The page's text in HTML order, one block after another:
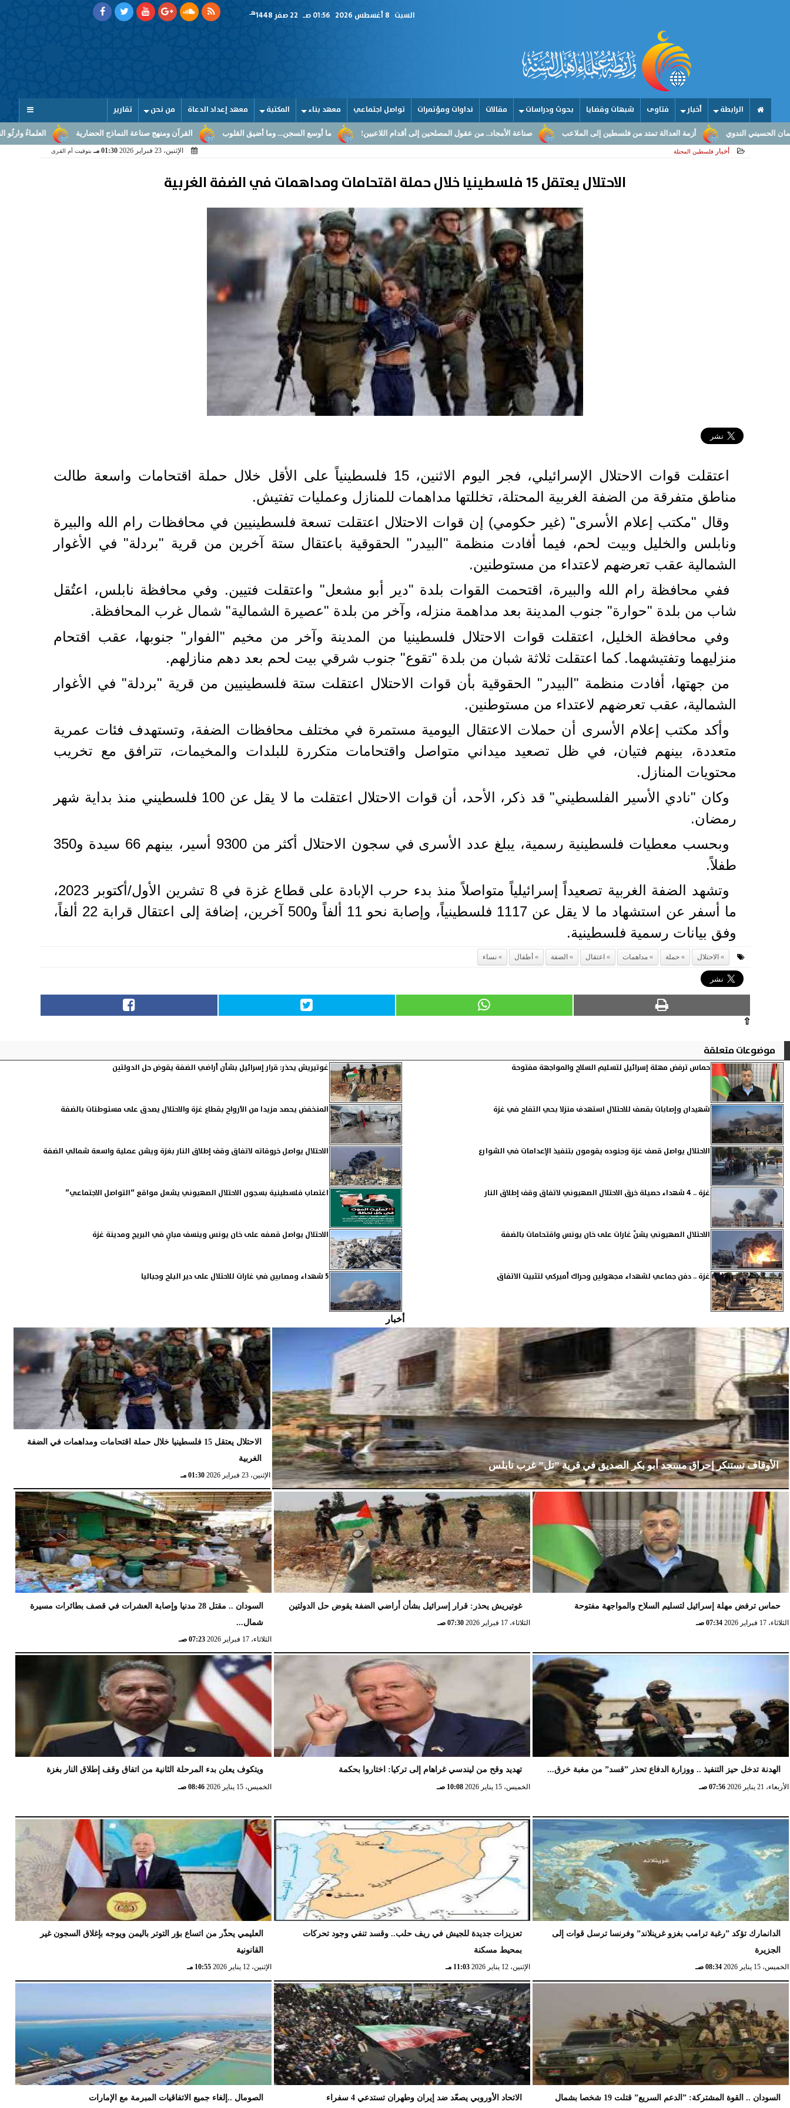
السبت 01:56 صـ هـ
الرابطة أخبار فتاوى شبهات وقضايا بحوث ودراسات مقالات نداوات ومؤتمرات تواصل اجتماعي معهد بناء المكتبة معهد إعداد الدعاة من نحن تقارير
العلماءُ وارثُو النبوّة: من بلاغ الرسالة القرآن ومنهج صناعة النماذج الحضارية ما أوسع السجن... وما أضيق القلوب صناعة الأمجاد.. من عقول المصلحين إلى أقدام اللاعبين! أزمة العدالة تمتد من فلسطين إلى الملاعب
أخبار فلسطين المحتلة الإثنين، 23 فبراير 2026 01:30 مـ بتوقيت أم القرى
الاحتلال يعتقل 15 فلسطينيا خلال حملة اقتحامات ومداهمات في الضفة الغربية
اعتقلت قوات الاحتلال الإسرائيلي، فجر اليوم الاثنين، 15 فلسطينياً على الأقل خلال حملة اقتحامات واسعة طالت
مناطق متفرقة من الضفة الغربية المحتلة، تخللتها مداهمات للمنازل وعمليات تفتيش.
وقال "مكتب إعلام الأسرى" (غير حكومي) إن قوات الاحتلال اعتقلت تسعة فلسطينيين في محافظات رام الله والبيرة
ونابلس والخليل وبيت لحم، فيما أفادت منظمة "البيدر" الحقوقية باعتقال ستة آخرين من قرية "بردلة" في الأغوار
الشمالية عقب تعرضهم لاعتداء من مستوطنين.
ففي محافظة رام الله والبيرة، اقتحمت القوات بلدة "دير أبو مشعل" واعتقلت فتيين. وفي محافظة نابلس، اعتُقل
شاب من بلدة "حوارة" جنوب المدينة بعد مداهمة منزله، وآخر من بلدة "عصيرة الشمالية" شمال غرب المحافظة.
وفي محافظة الخليل، اعتقلت قوات الاحتلال فلسطينيا من المدينة وآخر من مخيم "الفوار" جنوبها، عقب اقتحام
منزليهما وتفتيشهما. كما اعتقلت ثلاثة شبان من بلدة "تقوع" جنوب شرقي بيت لحم بعد دهم منازلهم.
من جهتها، أفادت منظمة "البيدر" الحقوقية بأن قوات الاحتلال اعتقلت ستة فلسطينيين من قرية "بردلة" في الأغوار
الشمالية، عقب تعرضهم لاعتداء من مستوطنين.
وأكد مكتب إعلام الأسرى أن حملات الاعتقال اليومية مستمرة في مختلف محافظات الضفة، وتستهدف فئات عمرية
متعددة، بينهم فتيان، في ظل تصعيد ميداني متواصل واقتحامات متكررة للبلدات والمخيمات، تترافق مع تخريب
محتويات المنازل.
وكان "نادي الأسير الفلسطيني" قد ذكر، الأحد، أن قوات الاحتلال اعتقلت ما لا يقل عن 100 فلسطيني منذ بداية شهر
رمضان.
وبحسب معطيات فلسطينية رسمية، يبلغ عدد الأسرى في سجون الاحتلال أكثر من 9300 أسير، بينهم 66 سيدة و350
طفلاً.
وتشهد الضفة الغربية تصعيداً إسرائيلياً متواصلاً منذ بدء حرب الإبادة على قطاع غزة في 8 تشرين الأول/أكتوبر 2023،
ما أسفر عن استشهاد ما لا يقل عن 1117 فلسطينياً، وإصابة نحو 11 ألفاً و500 آخرين، إضافة إلى اعتقال قرابة 22 ألفاً،
وفق بيانات رسمية فلسطينية.
الاحتلال حملة مداهمات اعتقال الضفة أطفال نساء
⇧
موضوعات متعلقة
حماس ترفض مهلة إسرائيل لتسليم السلاح والمواجهة مفتوحة غوتيريش يحذر: قرار إسرائيل بشأن أراضي الضفة يقوض حل الدولتين
شهيدان وإصابات بقصف للاحتلال استهدف منزلا بحي التفاح في غزة المنخفض يحصد مزيدا من الأرواح بقطاع غزة والاحتلال يصدق على مستوطنات بالضفة
الاحتلال يواصل قصف غزة وجنوده يقومون بتنفيذ الإعدامات في الشوارع الاحتلال يواصل خروقاته لاتفاق وقف إطلاق النار بغزة ويشن عملية واسعة شمالي الضفة
غزة .. 4 شهداء حصيلة خرق الاحتلال الصهيوني لاتفاق وقف إطلاق النار اغتصاب فلسطينية بسجون الاحتلال الصهيوني يشعل مواقع “التواصل الاجتماعي”
الاحتلال الصهيوني يشنّ غارات على خان يونس واقتحامات بالضفة الاحتلال يواصل قصفه على خان يونس وينسف مبانٍ في البريج ومدينة غزة
غزة .. دفن جماعي لشهداء مجهولين وحراك أميركي لتثبيت الاتفاق 5 شهداء ومصابين في غارات للاحتلال على دير البلح وجباليا
أخبار
الأوقاف تستنكر إحراق مسجد أبو بكر الصديق في قرية ”تل” غرب نابلس
الإثنين، 23 فبراير 2026 02:15 مـ
الاحتلال يعتقل 15 فلسطينيا خلال حملة اقتحامات ومداهمات في الضفة
الغربية
الإثنين، 23 فبراير 2026 01:30 مـ
حماس ترفض مهلة إسرائيل لتسليم السلاح والمواجهة مفتوحة
الثلاثاء، 17 فبراير 2026 07:34 صـ
غوتيريش يحذر: قرار إسرائيل بشأن أراضي الضفة يقوض حل الدولتين
الثلاثاء، 17 فبراير 2026 07:30 صـ
السودان .. مقتل 28 مدنيا وإصابة العشرات في قصف بطائرات مسيرة
شمال...
الثلاثاء، 17 فبراير 2026 07:23 صـ
الهدنة تدخل حيز التنفيذ .. ووزارة الدفاع تحذر ”قسد” من مغبة خرق...
الأربعاء، 21 يناير 2026 07:56 صـ
تهديد وقح من ليندسي غراهام إلى تركيا: اختاروا بحكمة
الخميس، 15 يناير 2026 10:08 صـ
ويتكوف يعلن بدء المرحلة الثانية من اتفاق وقف إطلاق النار بغزة
الخميس، 15 يناير 2026 08:46 صـ
الدانمارك تؤكد ”رغبة ترامب بغزو غرينلاند” وفرنسا ترسل قوات إلى
الجزيرة
الخميس، 15 يناير 2026 08:34 صـ
تعزيزات جديدة للجيش في ريف حلب.. وقسد تنفي وجود تحركات
بمحيط مسكنة
الإثنين، 12 يناير 2026 11:03 مـ
العليمي يحذّر من اتساع بؤر التوتر باليمن ويوجه بإغلاق السجون غير
القانونية
الإثنين، 12 يناير 2026 10:55 مـ
السودان .. القوة المشتركة: ”الدعم السريع” قتلت 19 شخصا بشمال الاتحاد الأوروبي يصعّد ضد إيران وطهران تستدعي 4 سفراء الصومال ..إلغاء جميع الاتفاقيات المبرمة مع الإمارات